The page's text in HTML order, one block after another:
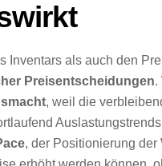
Inventars als auch den
Preisentscheidungen.
, weil die
, der Positionierung